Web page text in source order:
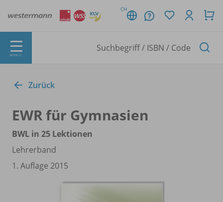
CH
MENÜ
Zurück
EWR für Gymnasien
BWL in 25 Lektionen
Lehrerband
1. Auflage 2015